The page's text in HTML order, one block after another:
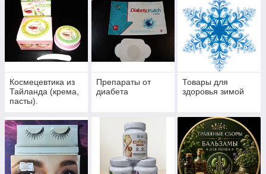
Космецевтика из
Тайланда (крема,
пасты).
Препараты от
диабета
Товары для
здоровья зимой